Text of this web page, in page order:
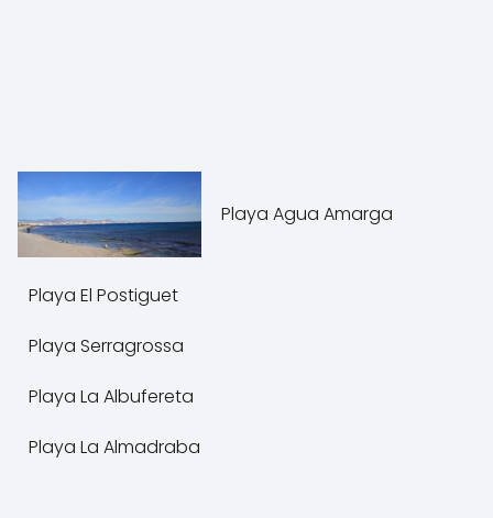
Playa Agua Amarga
Playa El Postiguet
Playa Serragrossa
Playa La Albufereta
Playa La Almadraba